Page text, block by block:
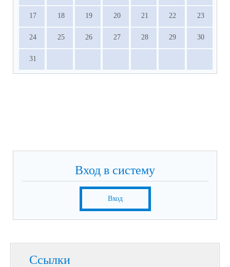
17 18 19 20 21 22 23
24 25 26 27 28 29 30
31
Вход в систему
Вход
Ссылки